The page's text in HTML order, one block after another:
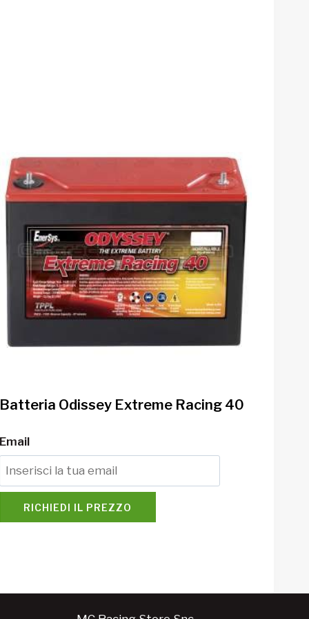
Batteria Odissey Extreme Racing 40
Email
RICHIEDI IL PREZZO